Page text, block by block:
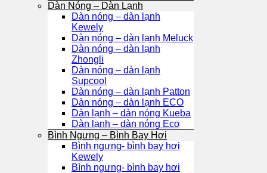
Dàn Nóng – Dàn Lạnh
Dàn nóng – dàn lạnh
Kewely
Dàn nóng – dàn lạnh Meluck
Dàn nóng – dàn lạnh
Zhongli
Dàn nóng – dàn lạnh
Supcool
Dàn nóng – dàn lạnh Patton
Dàn nóng – dàn lạnh ECO
Dàn lạnh – dàn nóng Kueba
Dàn lạnh – dàn nóng Eco
Bình Ngưng – Bình Bay Hơi
Bình ngưng- bình bay hơi
Kewely
Bình ngưng- bình bay hơi